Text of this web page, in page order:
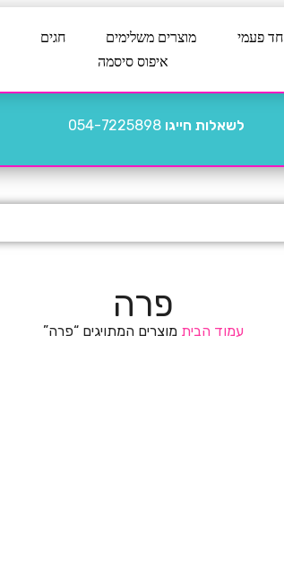
חד פעמי מוצרים משלימים חגים
איפוס סיסמה
לשאלות חייגו 054-7225898
פרה
עמוד הבית מוצרים המתויגים “פרה”